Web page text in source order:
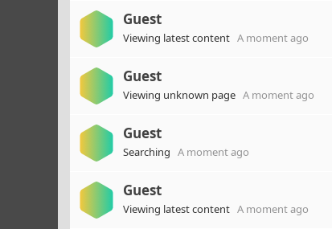
Guest
Viewing latest content A moment ago
Guest
Viewing unknown page A moment ago
Guest
Searching A moment ago
Guest
Viewing latest content A moment ago